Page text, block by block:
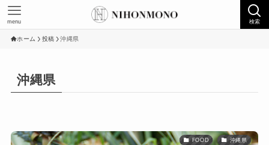
検索
menu
ホーム 投稿 沖縄県
沖縄県
FOOD 沖縄県